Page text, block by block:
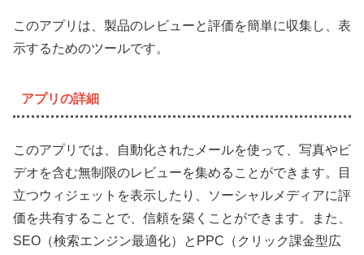
このアプリは、製品のレビューと評価を簡単に収集し、表
示するためのツールです。
アプリの詳細
このアプリでは、自動化されたメールを使って、写真やビ
デオを含む無制限のレビューを集めることができます。目
立つウィジェットを表示したり、ソーシャルメディアに評
価を共有することで、信頼を築くことができます。また、
SEO（検索エンジン最適化）とPPC（クリック課金型広